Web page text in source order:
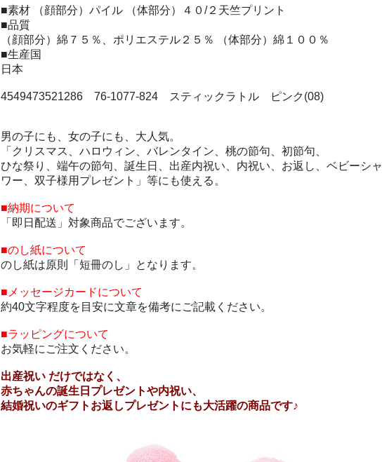
■素材 （顔部分）パイル （体部分）４０/２天竺プリント
■品質
（顔部分）綿７５％、ポリエステル２５％ （体部分）綿１００％
■生産国
日本
4549473521286 76-1077-824 スティックラトル ピンク(08)
男の子にも、女の子にも、大人気。
「クリスマス、ハロウィン、バレンタイン、桃の節句、初節句、
ひな祭り、端午の節句、誕生日、出産内祝い、内祝い、お返し、ベビーシャ
ワー、双子様用プレゼント」等にも使える。
■納期について
「即日配送」対象商品でございます。
■のし紙について
のし紙は原則「短冊のし」となります。
■メッセージカードについて
約40文字程度を目安に文章を備考にご記載ください。
■ラッピングについて
お気軽にご注文ください。
出産祝い だけではなく、
赤ちゃんの誕生日プレゼントや内祝い、
結婚祝いのギフトお返しプレゼントにも大活躍の商品です♪